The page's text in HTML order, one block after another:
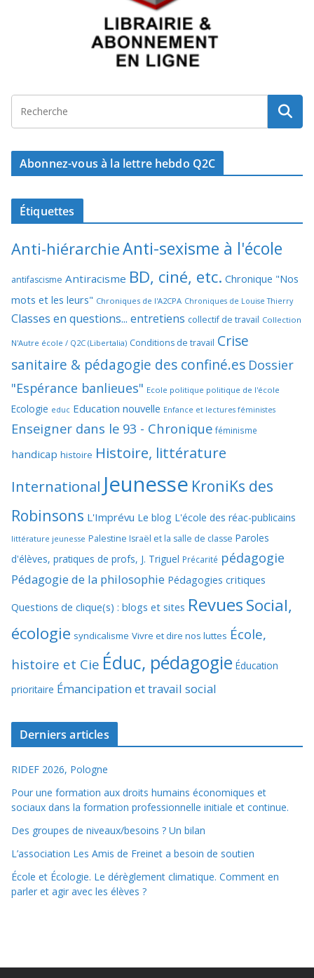
Abonnez-vous à la lettre hebdo Q2C
Étiquettes
Anti-hiérarchieAnti-sexisme à l'école
antifascisme Antiracisme BD, ciné, etc. Chronique "Nos
mots et les leurs" Chroniques de l'A2CPA Chroniques de Louise Thierry
Classes en questions... entretiens collectif de travail Collection
N'Autre école / Q2C (Libertalia) Conditions de travail Crise
sanitaire & pédagogie des confiné.es Dossier
"Espérance banlieues" Ecole politique politique de l'école
Ecologie educ Education nouvelle Enfance et lectures féministes
Enseigner dans le 93 - Chronique féminisme
handicap histoire Histoire, littérature
International Jeunesse KroniKs des
Robinsons L'Imprévu Le blog L'école des réac-publicains
littérature jeunesse Palestine Israël et la salle de classe Paroles
d'élèves, pratiques de profs, J. Triguel Précarité pédagogie
Pédagogie de la philosophie Pédagogies critiques
Questions de clique(s) : blogs et sites RevuesSocial,
écologie syndicalisme Vivre et dire nos luttes École,
histoire et Cie Éduc, pédagogie Éducation
prioritaire Émancipation et travail social
Derniers articles
RIDEF 2026, Pologne
Pour une formation aux droits humains économiques et
sociaux dans la formation professionnelle initiale et continue.
Des groupes de niveaux/besoins ? Un bilan
L’association Les Amis de Freinet a besoin de soutien
École et Écologie. Le dérèglement climatique. Comment en
parler et agir avec les élèves ?